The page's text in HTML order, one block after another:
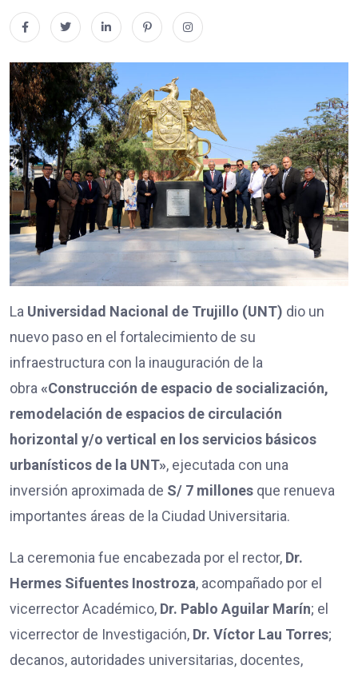
La Universidad Nacional de Trujillo (UNT) dio un
nuevo paso en el fortalecimiento de su
infraestructura con la inauguración de la
obra «Construcción de espacio de socialización,
remodelación de espacios de circulación
horizontal y/o vertical en los servicios básicos
urbanísticos de la UNT», ejecutada con una
inversión aproximada de S/ 7 millones que renueva
importantes áreas de la Ciudad Universitaria.
La ceremonia fue encabezada por el rector, Dr.
Hermes Sifuentes Inostroza, acompañado por el
vicerrector Académico, Dr. Pablo Aguilar Marín; el
vicerrector de Investigación, Dr. Víctor Lau Torres;
decanos, autoridades universitarias, docentes,